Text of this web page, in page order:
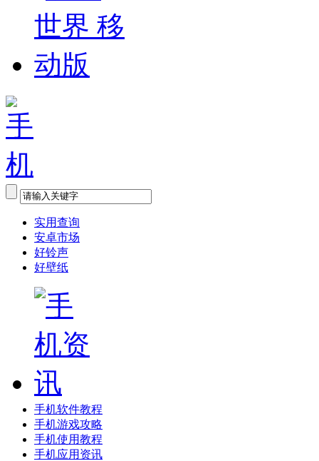
实用查询
安卓市场
好铃声
好壁纸
手机软件教程
手机游戏攻略
手机使用教程
手机应用资讯